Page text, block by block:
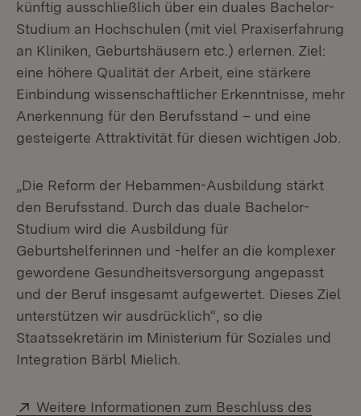
künftig ausschließlich über ein duales Bachelor-
Studium an Hochschulen (mit viel Praxiserfahrung
an Kliniken, Geburtshäusern etc.) erlernen. Ziel:
eine höhere Qualität der Arbeit, eine stärkere
Einbindung wissenschaftlicher Erkenntnisse, mehr
Anerkennung für den Berufsstand – und eine
gesteigerte Attraktivität für diesen wichtigen Job.
„Die Reform der Hebammen-Ausbildung stärkt
den Berufsstand. Durch das duale Bachelor-
Studium wird die Ausbildung für
Geburtshelferinnen und -helfer an die komplexer
gewordene Gesundheitsversorgung angepasst
und der Beruf insgesamt aufgewertet. Dieses Ziel
unterstützen wir ausdrücklich“, so die
Staatssekretärin im Ministerium für Soziales und
Integration Bärbl Mielich.
Extern:
Weitere Informationen zum Beschluss des